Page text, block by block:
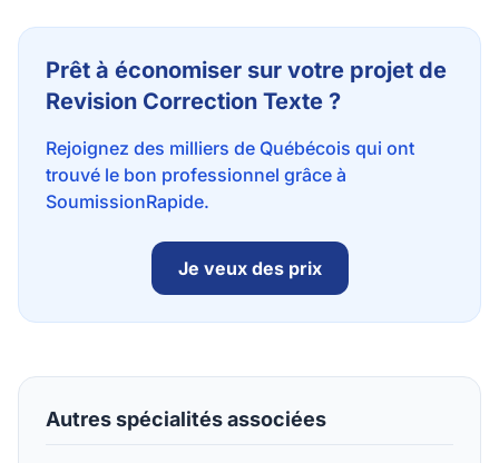
Prêt à économiser sur votre projet de
Revision Correction Texte ?
Rejoignez des milliers de Québécois qui ont
trouvé le bon professionnel grâce à
SoumissionRapide.
Je veux des prix
Autres spécialités associées